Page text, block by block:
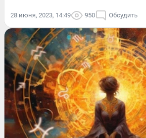
28 июня, 2023, 14:49 950 Обсудить